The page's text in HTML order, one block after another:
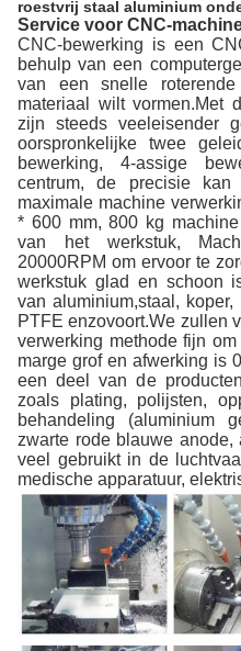
roestvrij staal aluminium
Service voor CNC-
CNC-bewerking is een
behulp van een
van een snelle
materiaal wilt vormen.Met
zijn steeds veeleisender
oorspronkelijke twee
bewerking, 4-assige
centrum, de precisie
maximale machine
* 600 mm, 800 kg
van het werkstuk,
20000RPM om ervoor te
werkstuk glad en schoon
van aluminium,staal,
PTFE enzovoort.We zullen
verwerking methode fijn
marge grof en afwerking is
een deel van de
zoals plating, polijsten,
behandeling (aluminium
zwarte rode blauwe
veel gebruikt in de
medische apparatuur,